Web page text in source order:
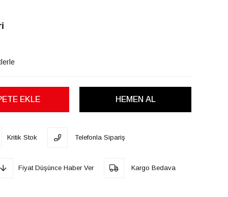
Kritik Stok Telefonla Sipariş
Fiyat Düşünce Haber Ver Kargo Bedava